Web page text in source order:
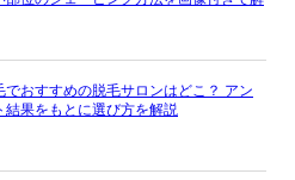
でおすすめの脱毛サロンはどこ？ アン
結果をもとに選び方を解説